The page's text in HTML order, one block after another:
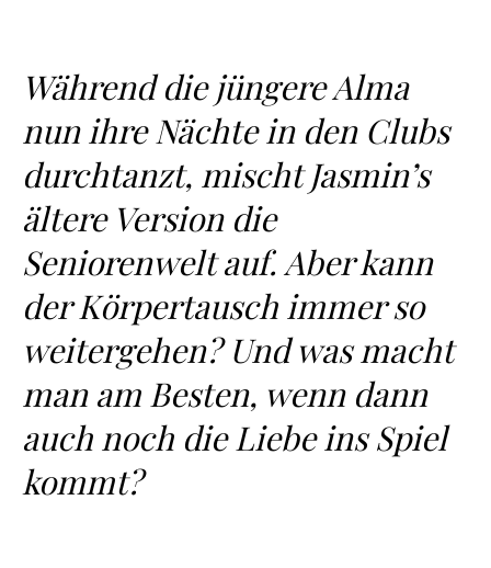
Während die jüngere Alma
nun ihre Nächte in den Clubs
durchtanzt, mischt Jasmin’s
ältere Version die
Seniorenwelt auf. Aber kann
der Körpertausch immer so
weitergehen? Und was macht
man am Besten, wenn dann
auch noch die Liebe ins Spiel
kommt?